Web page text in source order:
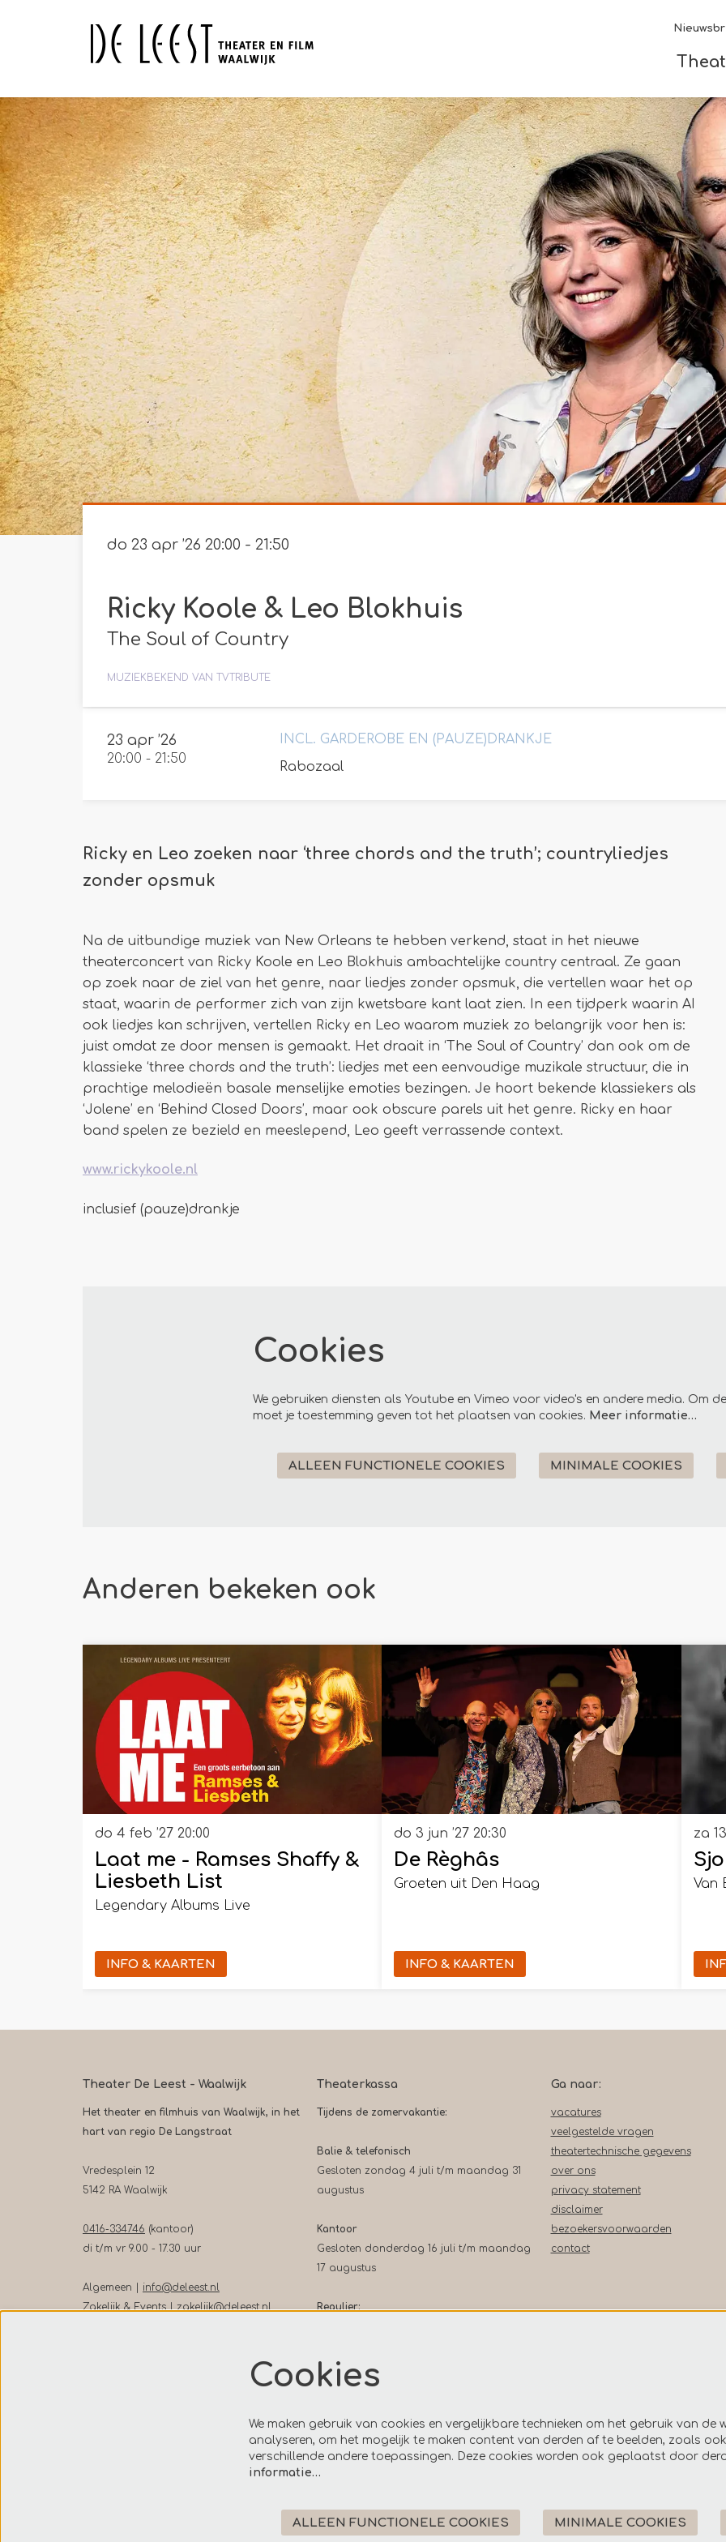
Ricky Koole & Leo Blokhuis
The Soul of Country
do 23 apr ’26 20:00 - 21:50
MUZIEK BEKEND VAN TV TRIBUTE
23 apr ’26
20:00 - 21:50
INCL. GARDEROBE EN (PAUZE)DRANKJE
Rabozaal
Ricky en Leo zoeken naar ‘three chords and the truth’; countryliedjes
zonder opsmuk
Na de uitbundige muziek van New Orleans te hebben verkend, staat in het nieuwe
theaterconcert van Ricky Koole en Leo Blokhuis ambachtelijke country centraal. Ze gaan
op zoek naar de ziel van het genre, naar liedjes zonder opsmuk, die vertellen waar het op
staat, waarin de performer zich van zijn kwetsbare kant laat zien. In een tijdperk waarin AI
ook liedjes kan schrijven, vertellen Ricky en Leo waarom muziek zo belangrijk voor hen is:
juist omdat ze door mensen is gemaakt. Het draait in ‘The Soul of Country’ dan ook om de
klassieke ‘three chords and the truth’: liedjes met een eenvoudige muzikale structuur, die in
prachtige melodieën basale menselijke emoties bezingen. Je hoort bekende klassiekers als
‘Jolene’ en ‘Behind Closed Doors’, maar ook obscure parels uit het genre. Ricky en haar
band spelen ze bezield en meeslepend, Leo geeft verrassende context.
www.rickykoole.nl
inclusief (pauze)drankje
Cookies
We gebruiken diensten als Youtube en Vimeo voor video's en andere media. Om
moet je toestemming geven tot het plaatsen van cookies. Meer informatie…
ALLEEN FUNCTIONELE COOKIES MINIMALE COOKIES
Anderen bekeken ook
Laat me - Ramses Shaffy &
Liesbeth List
Legendary Albums Live
do 4 feb ’27 20:00
INFO & KAARTEN
De Règhâs
Groeten uit Den Haag
do 3 jun ’2720:30
INFO & KAARTEN
Van
za
Theater De Leest - Waalwijk
Het theater en filmhuis van Waalwijk, in het
hart van regio De Langstraat
Vredesplein 12
5142 RA Waalwijk
0416-334746 (kantoor)
di t/m vr 9.00 - 17.30 uur
Algemeen | info@deleest.nl
Zakelijk & Events | zakelijk@deleest.nl
Theaterkassa
Tijdens de zomervakantie:
Balie & telefonisch
Gesloten zondag 4 juli t/m maandag 31
augustus
Kantoor
Gesloten donderdag 16 juli t/m maandag
17 augustus
Regulier:
di t/m vr 11.00 - 13.00 uur en één uur
voorafgaand aan voorstellingen en films
Telefonisch:
di t/m vr 11.00 - 13.00 uur
Ga naar:
vacatures
veelgestelde vragen
theatertechnische gegevens
over ons
privacy statement
disclaimer
bezoekersvoorwaarden
contact
Cookies
We maken gebruik van cookies en vergelijkbare technieken om het gebruik van de
analyseren, om het mogelijk te maken content van derden af te beelden, zoals
verschillende andere toepassingen. Deze cookies worden ook geplaatst door
informatie…
ALLEEN FUNCTIONELE COOKIES MINIMALE COOKIES